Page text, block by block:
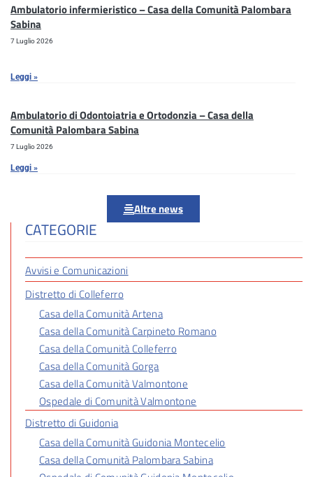
Ambulatorio infermieristico – Casa della Comunità Palombara
Sabina
7 Luglio 2026
Leggi »
Ambulatorio di Odontoiatria e Ortodonzia – Casa della
Comunità Palombara Sabina
7 Luglio 2026
Leggi »
Altre news
CATEGORIE
Avvisi e Comunicazioni
Distretto di Colleferro
Casa della Comunità Artena
Casa della Comunità Carpineto Romano
Casa della Comunità Colleferro
Casa della Comunità Gorga
Casa della Comunità Valmontone
Ospedale di Comunità Valmontone
Distretto di Guidonia
Casa della Comunità Guidonia Montecelio
Casa della Comunità Palombara Sabina